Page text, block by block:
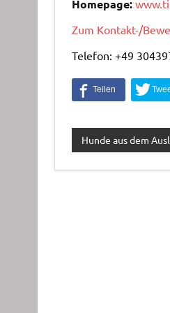
Homepage:
Zum Kontakt-/
Telefon: +49
Hunde aus dem